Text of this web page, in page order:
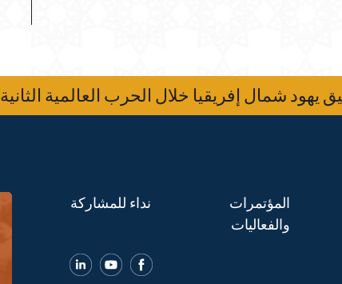
يهود شمال إفريقيا خلال الحرب العالمية الثانية
المؤتمرات
والفعاليات
نداء للمشاركة